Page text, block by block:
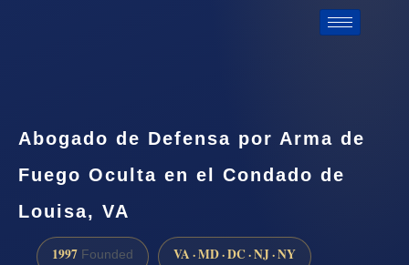
Abogado de Defensa por Arma de
Fuego Oculta en el Condado de
Louisa, VA
1997 Founded VA · MD · DC · NJ · NY